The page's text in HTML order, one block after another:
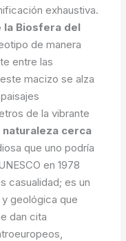
exhaustiva.
la Biosfera del
de manera
entre las
macizo se alza
de la vibrante
naturaleza cerca
que uno podría
en 1978
casualidad; es un
geológica que
dan cita